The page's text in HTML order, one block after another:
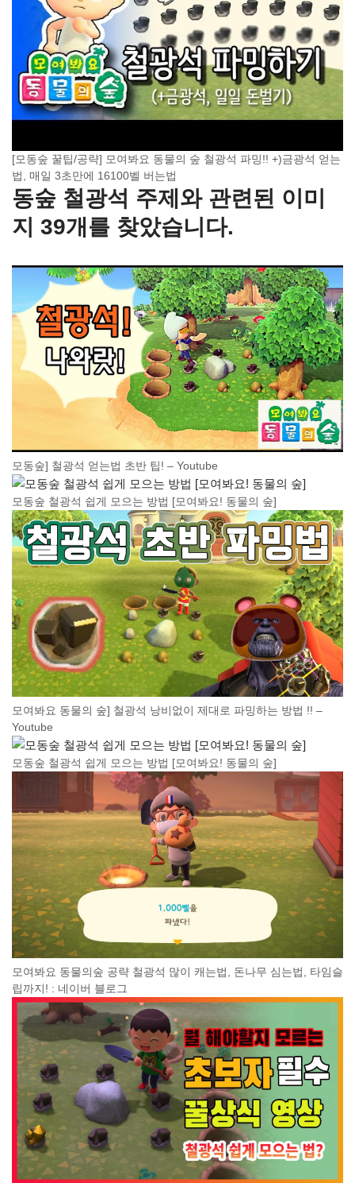
[모동숲 꿀팁/공략] 모여봐요 동물의 숲 철광석 파밍!! +)금광석 얻는
법, 매일 3초만에 16100벨 버는법
동숲 철광석 주제와 관련된 이미
지 39개를 찾았습니다.
모동숲] 철광석 얻는법 초반 팁! – Youtube
모동숲 철광석 쉽게 모으는 방법 [모여봐요! 동물의 숲]
모여봐요 동물의 숲] 철광석 낭비없이 제대로 파밍하는 방법 !! –
Youtube
모동숲 철광석 쉽게 모으는 방법 [모여봐요! 동물의 숲]
모여봐요 동물의숲 공략 철광석 많이 캐는법, 돈나무 심는법, 타임슬
립까지! : 네이버 블로그